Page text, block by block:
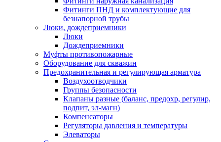
Фитинги ПНД и комплектующие для
безнапорной трубы
Люки, дождеприемники
Люки
Дождеприемники
Муфты противопожарные
Оборудование для скважин
Предохранительная и регулирующая арматура
Воздухоотводчики
Группы безопасности
Клапаны разные (баланс, предохр, регулир,
подпит, эл-магн)
Компенсаторы
Регуляторы давления и температуры
Элеваторы